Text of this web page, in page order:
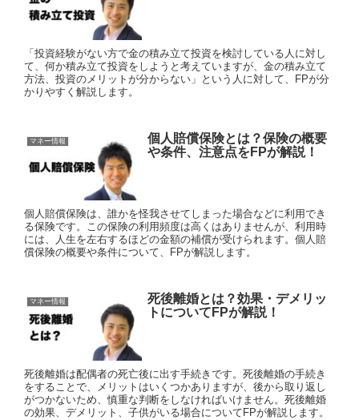
「投資経験がない方で金の積み立て投資を検討している人に対し
て、何か積み立て投資をしようと考えていますが、金の積み立て
方法、投資のメリットが分からない」という人に対して、FPが分
かりやすく解説します。
マネー情報
個人賠償保険とは？保険の概要
や条件、注意点をFPが解説！
個人賠償保険は、誰かを怪我させてしまった場合などに利用でき
る保険です。この保険の利用頻度は高くはありませんが、利用時
には、人生を左右するほどの金額の補償が受けられます。個人賠
償保険の概要や条件について、FPが解説します。
マネー情報
死後離婚とは？効果・デメリッ
トについてFPが解説！
死後離婚は配偶者の死亡後に出す手続きです。死後離婚の手続き
をすることで、メリットはいくつかありますが、後から取り返し
がつかないため、慎重な判断をしなければいけません。死後離婚
の効果、デメリット、子供がいる場合についてFPが解説します。